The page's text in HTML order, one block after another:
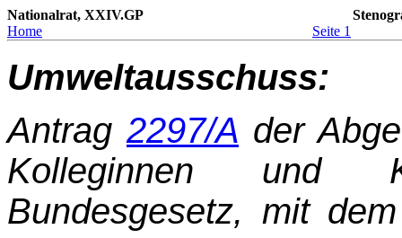
Nationalrat, XXIV.GP
Home
Seite 1
Umweltausschuss:
Antrag 2297/A der
Kolleginnen und
Bundesgesetz, mit